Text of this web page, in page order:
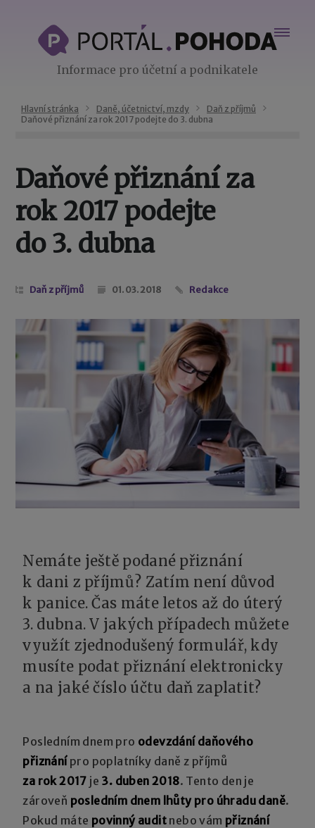
Informace pro účetní a podnikatele
Hlavní stránka Daně, účetnictví, mzdy
Daň z příjmů
Daňové přiznání za rok 2017 podejte do 3. dubna
Daňové přiznání za
rok 2017 podejte
do 3. dubna
Daň z příjmů 01. 03. 2018 Redakce
Nemáte ještě podané přiznání
k dani z příjmů? Zatím není důvod
k panice. Čas máte letos až do úterý
3. dubna. V jakých případech můžete
využít zjednodušený formulář, kdy
musíte podat přiznání elektronicky
a na jaké číslo účtu daň zaplatit?
Posledním dnem pro odevzdání daňového
přiznání pro poplatníky daně z příjmů
za rok 2017 je 3. duben 2018. Tento den je
zároveň posledním dnem lhůty pro úhradu daně.
Pokud máte povinný audit nebo vám přiznání